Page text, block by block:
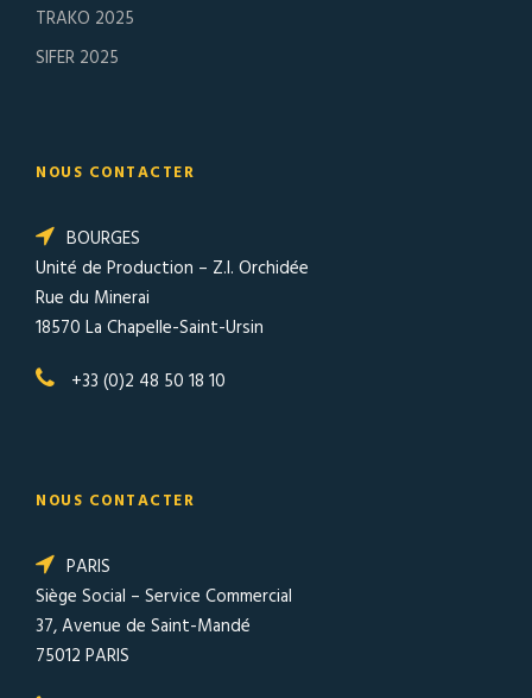
TRAKO 2025
SIFER 2025
NOUS CONTACTER
BOURGES
Unité de Production – Z.I. Orchidée
Rue du Minerai
18570 La Chapelle-Saint-Ursin
+33 (0)2 48 50 18 10
NOUS CONTACTER
PARIS
Siège Social – Service Commercial
37, Avenue de Saint-Mandé
75012 PARIS